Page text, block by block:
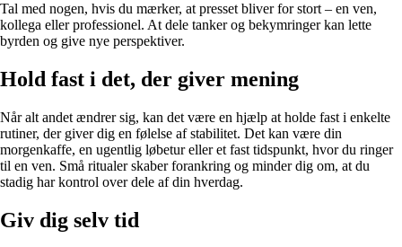
Tal med nogen, hvis du mærker, at presset bliver for stort – en ven,
kollega eller professionel. At dele tanker og bekymringer kan lette
byrden og give nye perspektiver.
Hold fast i det, der giver mening
Når alt andet ændrer sig, kan det være en hjælp at holde fast i enkelte
rutiner, der giver dig en følelse af stabilitet. Det kan være din
morgenkaffe, en ugentlig løbetur eller et fast tidspunkt, hvor du ringer
til en ven. Små ritualer skaber forankring og minder dig om, at du
stadig har kontrol over dele af din hverdag.
Giv dig selv tid